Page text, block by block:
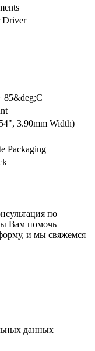
Driver
85&deg;C
3.90mm Width)
Packaging
по
Вам помочь
и мы свяжемся
данных